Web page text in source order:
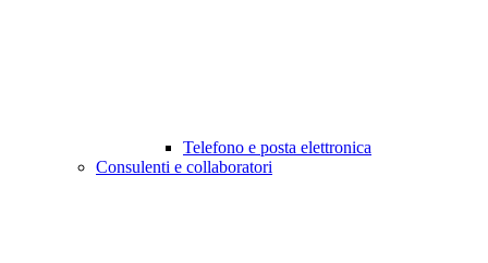
Telefono e posta elettronica
Consulenti e collaboratori